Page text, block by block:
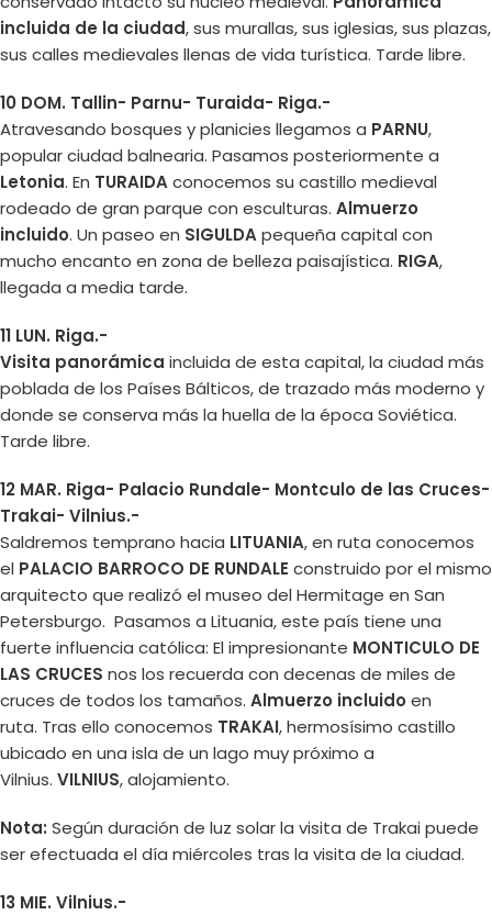
incluida de la ciudad, sus murallas, sus iglesias, sus plazas,
sus calles medievales llenas de vida turística. Tarde libre.
10 DOM. Tallin- Parnu- Turaida- Riga.-
Atravesando bosques y planicies llegamos a PARNU,
popular ciudad balnearia. Pasamos posteriormente a
Letonia. En TURAIDAconocemos su castillo medieval
rodeado de gran parque con esculturas. Almuerzo
incluido. Un paseo en SIGULDApequeña capital con
mucho encanto en zona de belleza paisajística. RIGA,
llegada a media tarde.
11 LUN. Riga.-
Visita panorámica incluida de esta capital, la ciudad más
poblada de los Países Bálticos, de trazado más moderno y
donde se conserva más la huella de la época Soviética.
Tarde libre.
12 MAR. Riga- Palacio Rundale- Montculo de las Cruces-
Trakai- Vilnius.-
Saldremos temprano hacia LITUANIA, en ruta conocemos
el PALACIO BARROCO DE RUNDALE construido por el mismo
arquitecto que realizó el museo del Hermitage en San
Petersburgo. Pasamos a Lituania, este país tiene una
fuerte influencia católica: El impresionante MONTICULO DE
LAS CRUCES nos los recuerda con decenas de miles de
cruces de todos los tamaños. Almuerzo incluido en
ruta. Tras ello conocemos TRAKAI, hermosísimo castillo
ubicado en una isla de un lago muy próximo a
Vilnius. VILNIUS, alojamiento.
Nota: Según duración de luz solar la visita de Trakai puede
ser efectuada el día miércoles tras la visita de la ciudad.
13 MIE. Vilnius.-